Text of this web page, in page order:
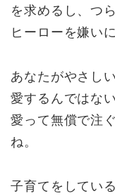
を求めるし、つ
ヒーローを嫌い
あなたがやさし
愛するんではな
愛って無償で注
ね。
子育てをしてい